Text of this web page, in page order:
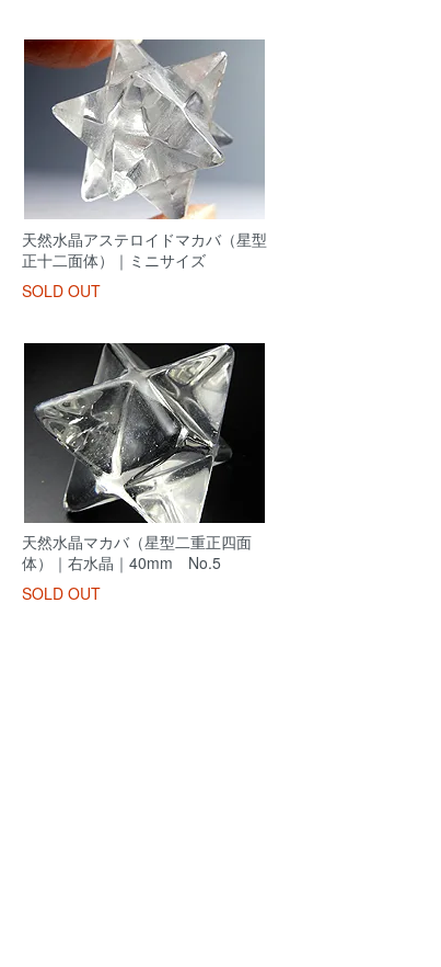
天然水晶アステロイドマカバ（星型
正十二面体）｜ミニサイズ
SOLD OUT
天然水晶マカバ（星型二重正四面
体）｜右水晶｜40mm No.5
SOLD OUT